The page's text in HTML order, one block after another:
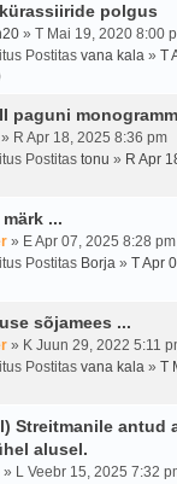
polgus
» T Mai 19, 2020 8:00
Postitas vana kala » T
paguni
» R Apr 18, 2025 8:36 pm
Postitas tonu » R Apr
...
» E Apr 07, 2025 8:28 pm
Postitas Borja » T Apr
sõjamees ...
» K Juun 29, 2022 5:11
Postitas vana kala » T
Streitmanile antud
alusel.
» L Veebr 15, 2025 7:32